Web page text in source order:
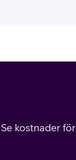
Ladda kontantkort
kostnader för